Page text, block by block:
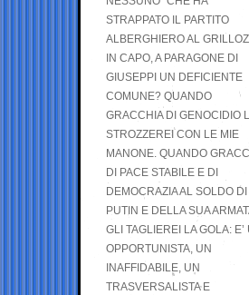
STRAPPATO IL PARTITO
ALBERGHIERO AL
IN CAPO, A PARAGONE DI
GIUSEPPI UN DEFICIENTE
COMUNE? QUANDO
GRACCHIA DI GENOCIDIO
STROZZEREI CON LE MIE
MANONE. QUANDO
DI PACE STABILE E DI
DEMOCRAZIA AL SOLDO DI
PUTIN E DELLA SUA
GLI TAGLIEREI LA GOLA: E’
OPPORTUNISTA, UN
INAFFIDABILE, UN
TRASVERSALISTA E